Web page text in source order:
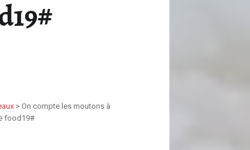
> On compte les moutons à
food19#